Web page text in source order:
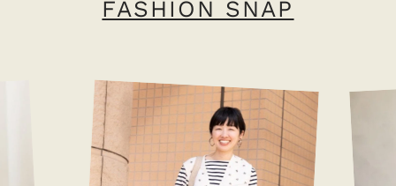
FASHION SNAP